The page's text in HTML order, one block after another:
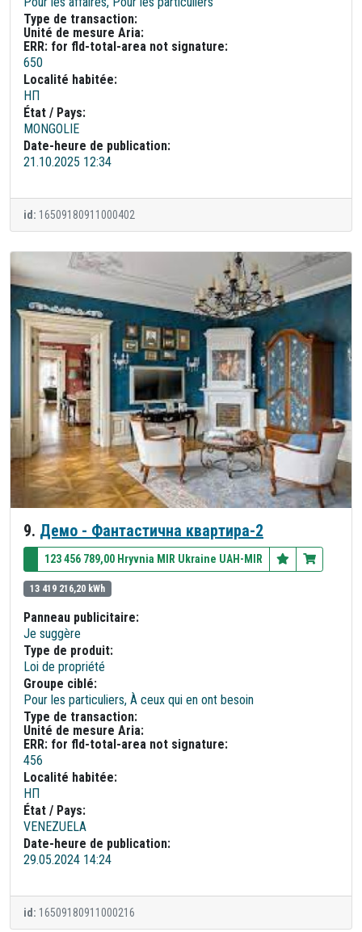
Type de transaction:
Unité de mesure Aria:
ERR: for fld-total-area not signature:
650
Localité habitée:
НП
État / Pays:
MONGOLIE
Date-heure de publication:
21.10.2025 12:34
id: 16509180911000402
9. Демо - Фантастична квартира-2
123 456 789,00 Hryvnia MIR Ukraine UAH-MIR
13 419 216,20 kWh
Panneau publicitaire:
Je suggère
Type de produit:
Loi de propriété
Groupe ciblé:
Pour les particuliers, À ceux qui en ont besoin
Type de transaction:
Unité de mesure Aria:
ERR: for fld-total-area not signature:
456
Localité habitée:
НП
État / Pays:
VENEZUELA
Date-heure de publication:
29.05.2024 14:24
id: 16509180911000216